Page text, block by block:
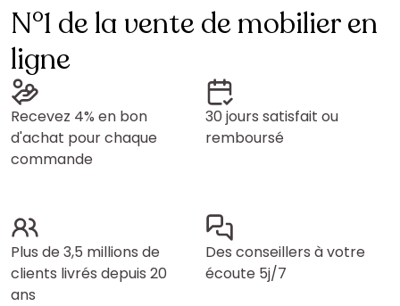
N°1 de la vente de mobilier en
ligne
Recevez 4% en bon
d'achat pour chaque
commande
30 jours satisfait ou
remboursé
Plus de 3,5 millions de
clients livrés depuis 20
ans
Des conseillers à votre
écoute 5j/7